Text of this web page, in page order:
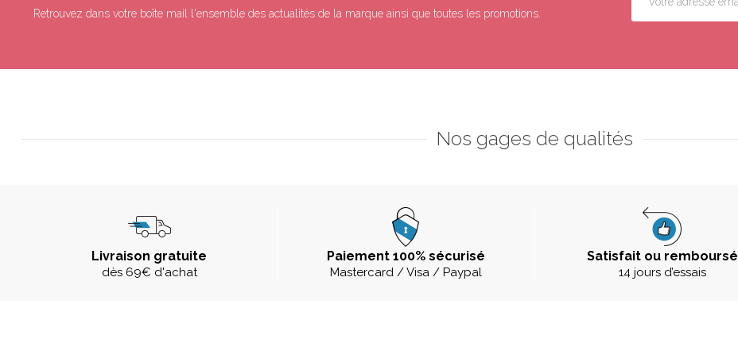
Retrouvez dans votre boîte mail l'ensemble des actualités de la marque ainsi que toutes les promotions.
Nos gages de qualités
Livraison gratuite
dès 69€ d'achat
Paiement 100% sécurisé
Mastercard / Visa / Paypal
Satisfait ou remboursé
14 jours d’essais